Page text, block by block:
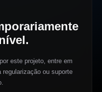
este projeto, entre em
ou suporte